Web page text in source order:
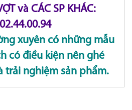
và CÁC SP KHÁC:
xuyên có những mẫu
có điều kiện nên ghé
trải nghiệm sản phẩm.